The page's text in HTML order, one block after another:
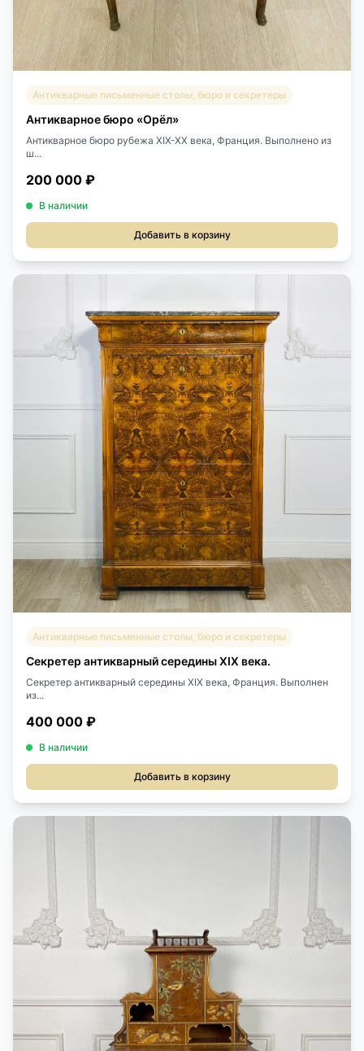
Антикварные письменные столы, бюро и секретеры
Антикварное бюро «Орёл»
Антикварное бюро рубежа XIX-XX века, Франция. Выполнено из
ш...
200 000 ₽
В наличии
Добавить в корзину
Антикварные письменные столы, бюро и секретеры
Секретер антикварный середины XIX века.
Секретер антикварный середины XIX века, Франция. Выполнен
из...
400 000 ₽
В наличии
Добавить в корзину